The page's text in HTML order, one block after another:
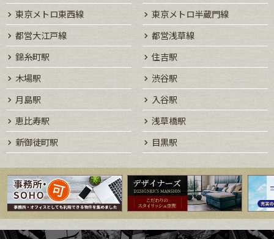
東京メトロ東西線
東京メトロ半蔵門線
都営大江戸線
都営浅草線
錦糸町駅
住吉駅
木場駅
渋谷駅
月島駅
入谷駅
恵比寿駅
浅草橋駅
新御徒町駅
目黒駅